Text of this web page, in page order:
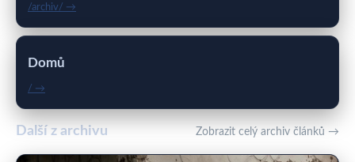
/archiv/ →
Domů
/ →
Další z archivu Zobrazit celý archiv článků →